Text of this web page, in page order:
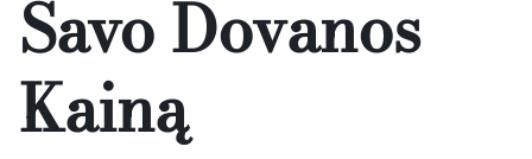
Savo Dovanos
Kainą